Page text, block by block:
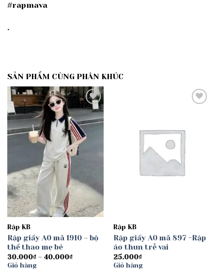
#rapmava
.
SẢN PHẨM CÙNG PHÂN KHÚC
Add to
wishlist
Rập KB
Rập giấy A0 mã 1910 – bộ
thể thao mẹ bé
30.000₫ – 40.000₫Khoảng
Giỏ hàng
Rập KB
Rập giấy A0 mã 897 -Rập
áo thun trễ vai
25.000₫
Giỏ hàng